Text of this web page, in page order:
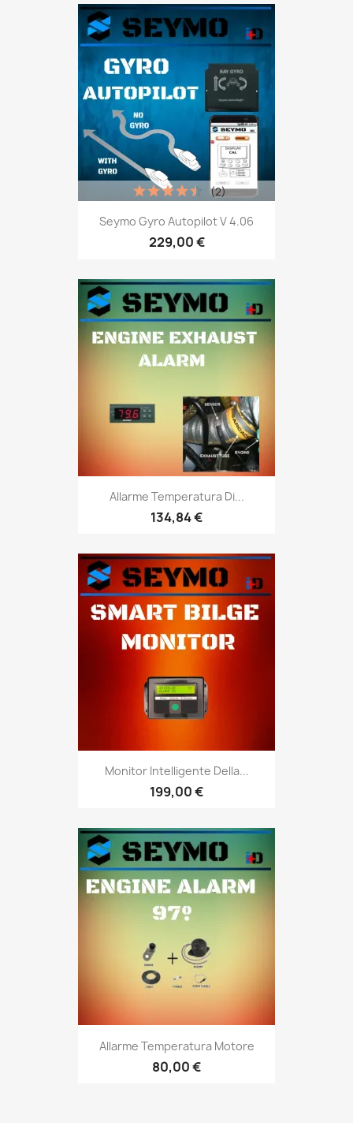
Seymo Gyro Autopilot V 4.06
229,00 €
(2)
Allarme Temperatura Di...
134,84 €
Monitor Intelligente Della...
199,00 €
Allarme Temperatura Motore
80,00 €